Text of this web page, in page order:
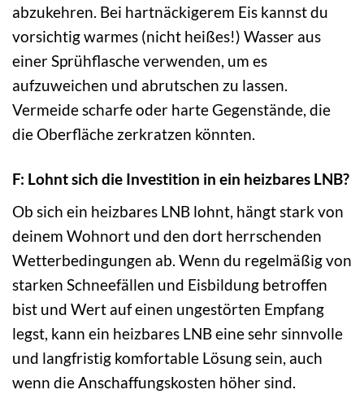
abzukehren. Bei hartnäckigerem Eis kannst du
vorsichtig warmes (nicht heißes!) Wasser aus
einer Sprühflasche verwenden, um es
aufzuweichen und abrutschen zu lassen.
Vermeide scharfe oder harte Gegenstände, die
die Oberfläche zerkratzen könnten.
F: Lohnt sich die Investition in ein heizbares LNB?
Ob sich ein heizbares LNB lohnt, hängt stark von
deinem Wohnort und den dort herrschenden
Wetterbedingungen ab. Wenn du regelmäßig von
starken Schneefällen und Eisbildung betroffen
bist und Wert auf einen ungestörten Empfang
legst, kann ein heizbares LNB eine sehr sinnvolle
und langfristig komfortable Lösung sein, auch
wenn die Anschaffungskosten höher sind.